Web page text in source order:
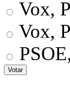
Vox,
Vox,